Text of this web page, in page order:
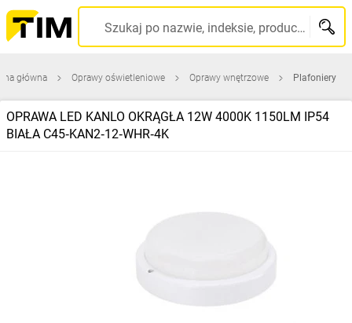
Szukaj po nazwie, indeksie, producencie, kodzie kreskowym...
główna Oprawy oświetleniowe Oprawy wnętrzowe Plafoniery
OPRAWA LED KANLO OKRĄGŁA 12W 4000K 1150LM IP54
BIAŁA C45‑KAN2‑12‑WHR‑4K